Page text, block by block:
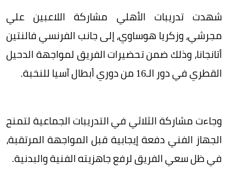
شهدت تدريبات الأهلي مشاركة اللاعبين علي
مجرشي، وزكريا هوساوي، إلى جانب الفرنسي فالنتين
أتانجانا، وذلك ضمن تحضيرات الفريق لمواجهة الدحيل
القطري في دور الـ16 من دوري أبطال آسيا للنخبة.
وجاءت مشاركة الثلاثي في التدريبات الجماعية لتمنح
الجهاز الفني دفعة إيجابية قبل المواجهة المرتقبة،
في ظل سعي الفريق لرفع جاهزيته الفنية والبدنية.